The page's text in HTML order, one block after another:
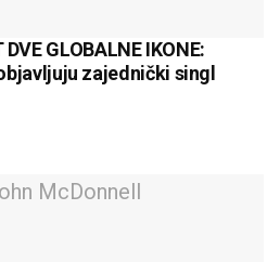
GLOBALNE IKONE:
zajednički singl